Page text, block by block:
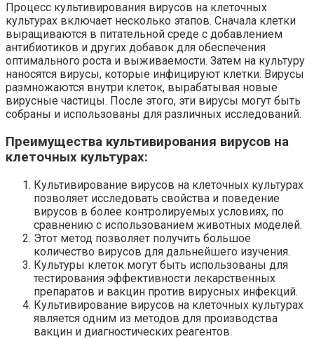
Процесс культивирования вирусов на клеточных
культурах включает несколько этапов. Сначала клетки
выращиваются в питательной среде с добавлением
антибиотиков и других добавок для обеспечения
оптимального роста и выживаемости. Затем на культуру
наносятся вирусы, которые инфицируют клетки. Вирусы
размножаются внутри клеток, вырабатывая новые
вирусные частицы. После этого, эти вирусы могут быть
собраны и использованы для различных исследований.
Преимущества культивирования вирусов на
клеточных культурах:
Культивирование вирусов на клеточных культурах
позволяет исследовать свойства и поведение
вирусов в более контролируемых условиях, по
сравнению с использованием животных моделей.
Этот метод позволяет получить большое
количество вирусов для дальнейшего изучения.
Культуры клеток могут быть использованы для
тестирования эффективности лекарственных
препаратов и вакцин против вирусных инфекций.
Культивирование вирусов на клеточных культурах
является одним из методов для производства
вакцин и диагностических реагентов.